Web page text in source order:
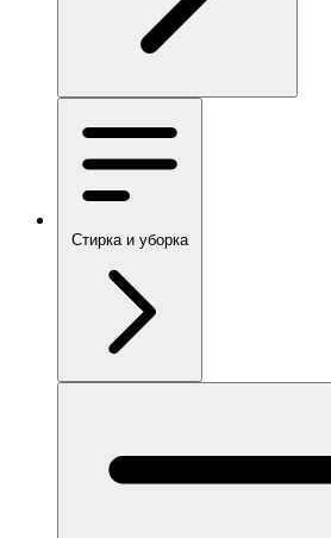
Стирка и уборка